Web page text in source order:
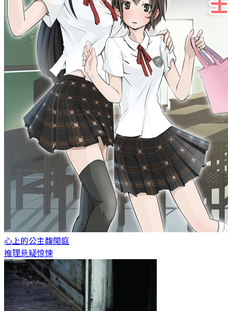
心上的公主馥閒庭
推理悬疑惊悚